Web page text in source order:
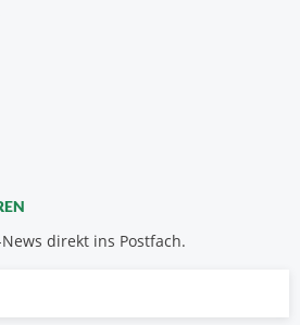
direkt ins Postfach.